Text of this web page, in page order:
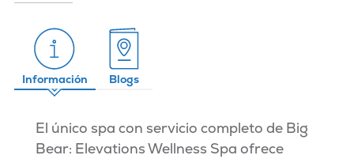
Información Blogs
El único spa con servicio completo de Big
Bear: Elevations Wellness Spa ofrece